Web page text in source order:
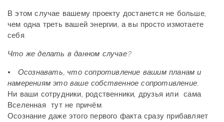
В этом случае вашему проекту достанется не больше,
чем одна треть вашей энергии, а вы просто измотаете
себя.
Что же делать в данном случае?
⦁
Осознавать, что сопротивление вашим планам и
намерениям это ваше собственное сопротивление.
Ни ваши сотрудники, родственники, друзья или сама
Вселенная тут не причём.
Осознание даже этого первого факта сразу прибавляет